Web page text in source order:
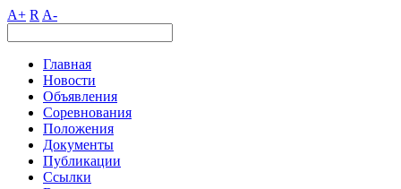
A+ R A-
Главная
Новости
Объявления
Соревнования
Положения
Документы
Публикации
Ссылки